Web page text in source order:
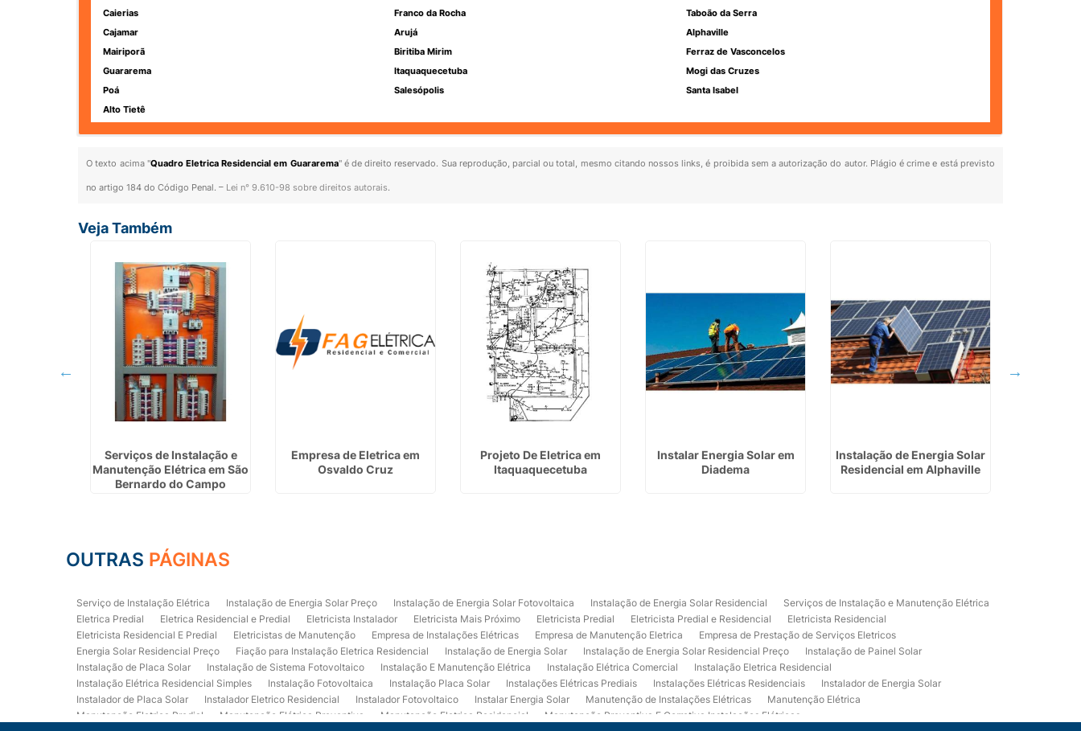
Caierias
Franco da Rocha
Taboão da Serra
Cajamar
Arujá
Alphaville
Mairiporã
Biritiba Mirim
Ferraz de Vasconcelos
Guararema
Itaquaquecetuba
Mogi das Cruzes
Poá
Salesópolis
Santa Isabel
Alto Tietê
O texto acima "Quadro Eletrica Residencial em Guararema" é de direito reservado. Sua reprodução, parcial ou total, mesmo citando nossos links, é proibida sem a autorização do autor. Plágio é crime e está previsto
no artigo 184 do Código Penal. – Lei n° 9.610-98 sobre direitos autorais.
Veja Também
Serviços de Instalação e
Manutenção Elétrica em São
Bernardo do Campo
Empresa de Eletrica em
Osvaldo Cruz
Projeto De Eletrica em
Itaquaquecetuba
Instalar Energia Solar em
Diadema
Instalação de Energia Solar
Residencial em Alphaville
OUTRAS PÁGINAS
Serviço de Instalação Elétrica Instalação de Energia Solar Preço Instalação de Energia Solar Fotovoltaica Instalação de Energia Solar Residencial
Serviços de Instalação e Manutenção Elétrica
Eletrica Predial
Eletrica Residencial e Predial Eletricista Instalador Eletricista Mais Próximo Eletricista Predial Eletricista Predial e Residencial
Eletricista Residencial
Eletricista Residencial E Predial
Eletricistas de Manutenção Empresa de Instalações Elétricas Empresa de Manutenção Eletrica
Empresa de Prestação de Serviços Eletricos
Energia Solar Residencial Preço
Fiação para Instalação Eletrica Residencial Instalação de Energia Solar Instalação de Energia Solar Residencial Preço
Instalação de Painel Solar
Instalação de Placa Solar
Instalação de Sistema Fotovoltaico Instalação E Manutenção Elétrica Instalação Elétrica Comercial
Instalação Eletrica Residencial
Instalação Elétrica Residencial Simples
Instalação Fotovoltaica Instalação Placa Solar Instalações Elétricas Prediais Instalações Elétricas Residenciais
Instalador de Energia Solar
Instalador de Placa Solar
Instalador Eletrico Residencial Instalador Fotovoltaico Instalar Energia Solar Manutenção de Instalações Elétricas
Manutenção Elétrica
Manutenção Eletrica Predial
Manutenção Elétrica Preventiva Manutenção Eletrica Residencial
Manutenção Preventiva E Corretiva Instalações Elétricas